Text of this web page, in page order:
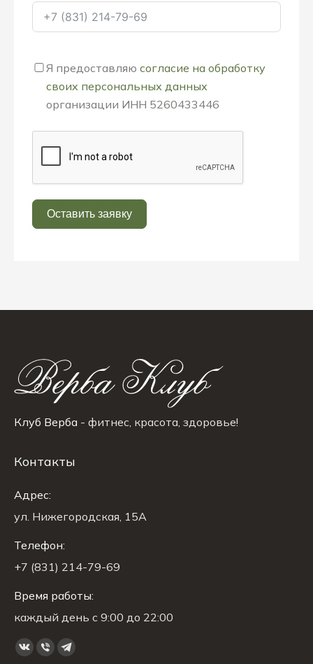
Я предоставляю согласие на обработку
своих персональных данных
организации ИНН 5260433446
Оставить заявку
Клуб Верба - фитнес, красота, здоровье!
Контакты
Адрес:
ул. Нижегородская, 15A
Телефон:
+7 (831) 214-79-69
Время работы:
каждый день с 9:00 до 22:00
Ищите нас:
Страница
Страница
Страница